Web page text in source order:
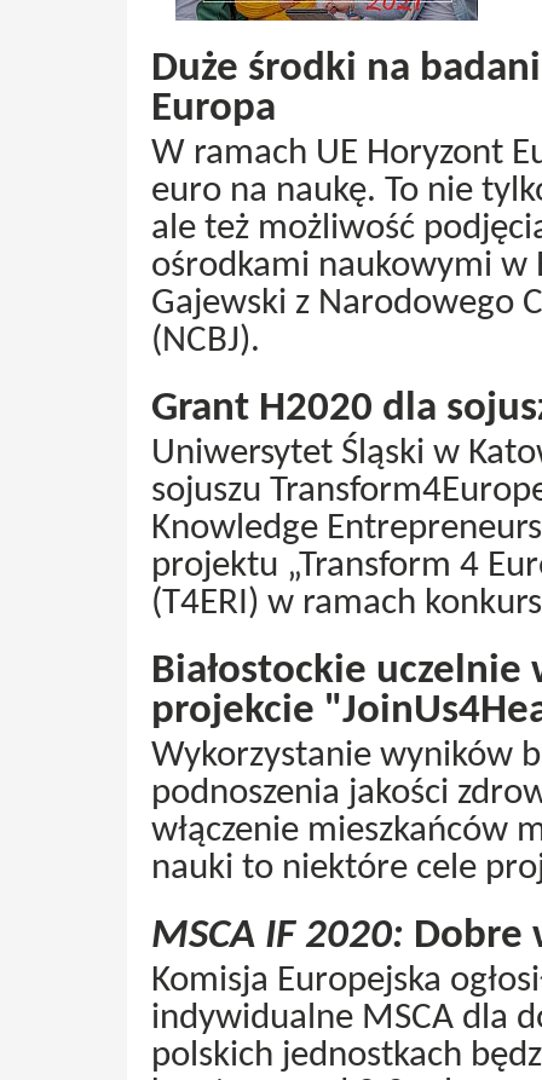
Duże środki na
Europa
W ramach UE Horyzont
euro na naukę. To nie
ale też możliwość
ośrodkami naukowymi w
Gajewski z Narodowego
(NCBJ).
Grant H2020 dla
Uniwersytet Śląski w
sojuszu
Knowledge
projektu „Transform 4
(T4ERI) w ramach
Białostockie
projekcie
Wykorzystanie wyników
podnoszenia jakości
włączenie mieszkańców
nauki to niektóre cele
MSCA IF 2020: Dobre
Komisja Europejska
indywidualne MSCA dla
polskich jednostkach